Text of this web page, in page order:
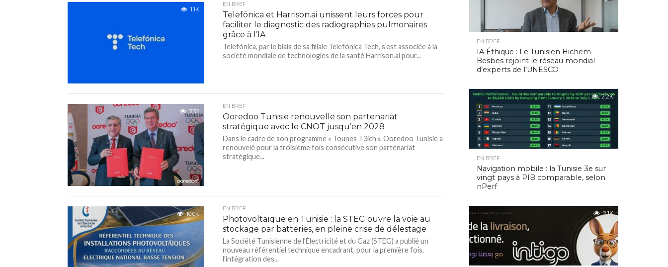
1.1K
EN BREF
Telefónica et Harrison.ai unissent leurs forces pour
faciliter le diagnostic des radiographies pulmonaires
grâce à l’IA
Telefónica, par le biais de sa filiale Telefónica Tech, s’est associée à la
société mondiale de technologies de la santé Harrison.ai pour...
732
EN BREF
Ooredoo Tunisie renouvelle son partenariat
stratégique avec le CNOT jusqu’en 2028
Dans le cadre de son programme « Tounes T3ich », Ooredoo Tunisie a
renouvelé pour la troisième fois consécutive son partenariat
stratégique...
10.0K
EN BREF
Photovoltaïque en Tunisie : la STEG ouvre la voie au
stockage par batteries, en pleine crise de délestage
La Société Tunisienne de l’Électricité et du Gaz (STEG) a publié un
nouveau référentiel technique encadrant, pour la première fois,
l’intégration des...
EN BREF
IA Éthique : Le Tunisien Hichem
Besbes rejoint le réseau mondial
d’experts de l’UNESCO
2.2K
EN BREF
Navigation mobile : la Tunisie 3e sur
vingt pays à PIB comparable, selon
nPerf
2.1K